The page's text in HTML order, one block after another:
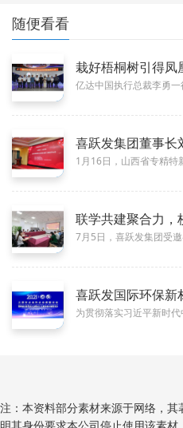
随便看看
08-04
01-26
07-17
12-18
注：本资料部分素材来源于网络，